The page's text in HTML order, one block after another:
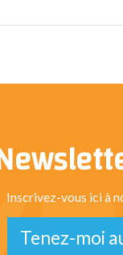
Inscrivez-vous ici à
Tenez-moi